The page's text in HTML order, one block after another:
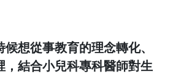
想從事教育的理念轉化、
，結合小兒科專科醫師對生